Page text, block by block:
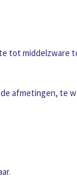
tot middelzware
afmetingen, te